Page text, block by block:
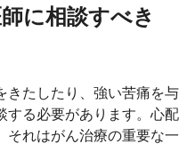
に相談すべき
きたしたり、強い苦痛を与
する必要があります。心配
それはがん治療の重要な一